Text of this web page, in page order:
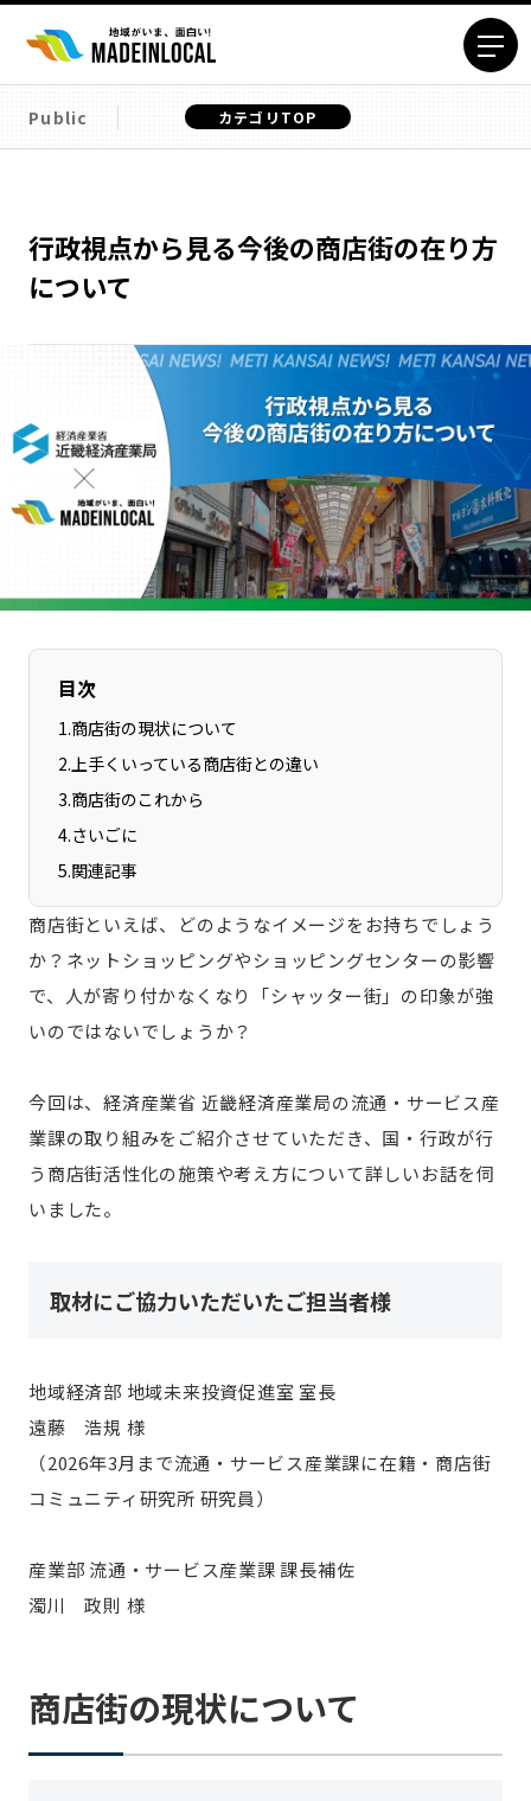
エリアから探す
岩手エリア
宮城エリア
秋田エリア
山形エリア
福島エリア
栃木エリア
群馬エリア
多摩エリア
神奈川エリア
新潟エリア
富山エリア
石川エリア
福井エリア
山梨エリア
岐阜エリア
静岡エリア
愛知エリア
香川エリア
愛媛エリア
高知エリア
福岡エリア
佐賀エリア
長崎エリア
熊本エリア
沖縄エリア
カテゴリから探す
プレスリリース
行政連携記事
イベント
飲食店
「人」から探す
お問い合わせ 会社概要
Public カテゴリTOP
行政視点から見る今後の商店街の在り方
について
目次
1.商店街の現状について
2.上手くいっている商店街との違い
3.商店街のこれから
4.さいごに
5.関連記事
商店街といえば、どのようなイメージをお持ちでしょう
か？ネットショッピングやショッピングセンターの影響
で、人が寄り付かなくなり「シャッター街」の印象が強
いのではないでしょうか？
今回は、経済産業省 近畿経済産業局の流通・サービス産
業課の取り組みをご紹介させていただき、国・行政が行
う商店街活性化の施策や考え方について詳しいお話を伺
いました。
取材にご協力いただいたご担当者様
地域経済部 地域未来投資促進室 室長
遠藤 浩規 様
（2026年3月まで流通・サービス産業課に在籍・商店街
コミュニティ研究所 研究員）
産業部 流通・サービス産業課 課長補佐
濁川 政則 様
商店街の現状について